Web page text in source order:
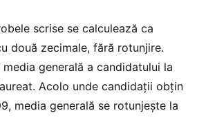
scrise se calculează ca
două zecimale, fără rotunjire.
generală a candidatului la
Acolo unde candidaţii obţin
media generală se rotunjeşte la